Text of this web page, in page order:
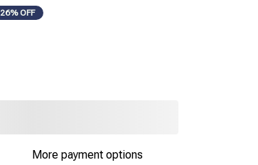
26% OFF
More payment options